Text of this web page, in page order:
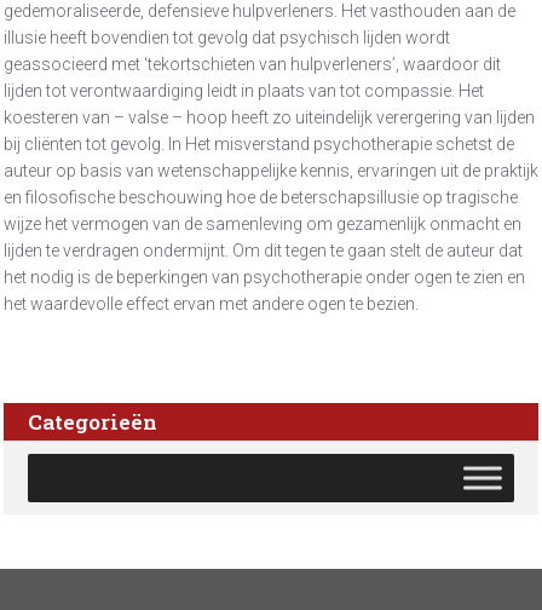
gedemoraliseerde, defensieve hulpverleners. Het vasthouden aan de
illusie heeft bovendien tot gevolg dat psychisch lijden wordt
geassocieerd met ‘tekortschieten van hulpverleners’, waardoor dit
lijden tot verontwaardiging leidt in plaats van tot compassie. Het
koesteren van – valse – hoop heeft zo uiteindelijk verergering van lijden
bij cliënten tot gevolg. In Het misverstand psychotherapie schetst de
auteur op basis van wetenschappelijke kennis, ervaringen uit de praktijk
en filosofische beschouwing hoe de beterschapsillusie op tragische
wijze het vermogen van de samenleving om gezamenlijk onmacht en
lijden te verdragen ondermijnt. Om dit tegen te gaan stelt de auteur dat
het nodig is de beperkingen van psychotherapie onder ogen te zien en
het waardevolle effect ervan met andere ogen te bezien.
Categorieën